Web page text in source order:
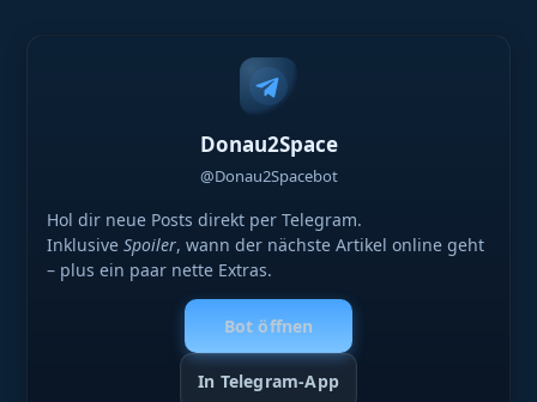
Donau2Space
@Donau2Spacebot
Hol dir neue Posts direkt per Telegram.
InklusiveSpoiler, wann der nächste Artikel online geht
– plus ein paar nette Extras.
Bot öffnen
In Telegram-App